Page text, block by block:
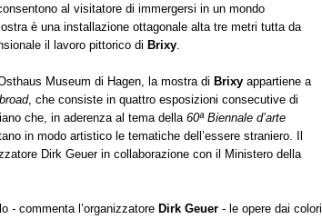
al visitatore di immergersi in un mondo
è una installazione ottagonale alta tre metri tutta da
il lavoro pittorico di Brixy.
Museum di Hagen, la mostra di Brixy appartiene a
, che consiste in quattro esposizioni consecutive di
che, in aderenza al tema della 60ª Biennale d’arte
in modo artistico le tematiche dell’essere straniero. Il
Dirk Geuer in collaborazione con il Ministero della
- commenta l’organizzatore Dirk Geuer - le opere dai colori